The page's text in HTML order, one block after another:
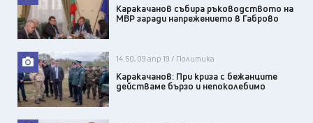
Каракачанов събира ръководството на
МВР заради напрежението в Габрово
14:50, 09 апр 19 / Политика
Каракачанов: При криза с бежанците
действаме бързо и непоколебимо